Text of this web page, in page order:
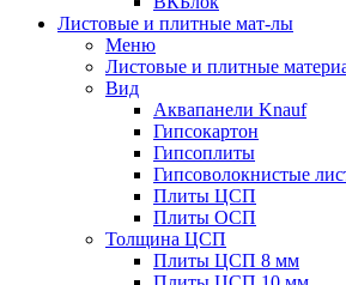
Листовые и плитные мат-лы
Меню
Листовые и плитные
Вид
Аквапанели Knauf
Гипсокартон
Гипсоплиты
Гипсоволокнистые
Плиты ЦСП
Плиты ОСП
Толщина ЦСП
Плиты ЦСП 8 мм